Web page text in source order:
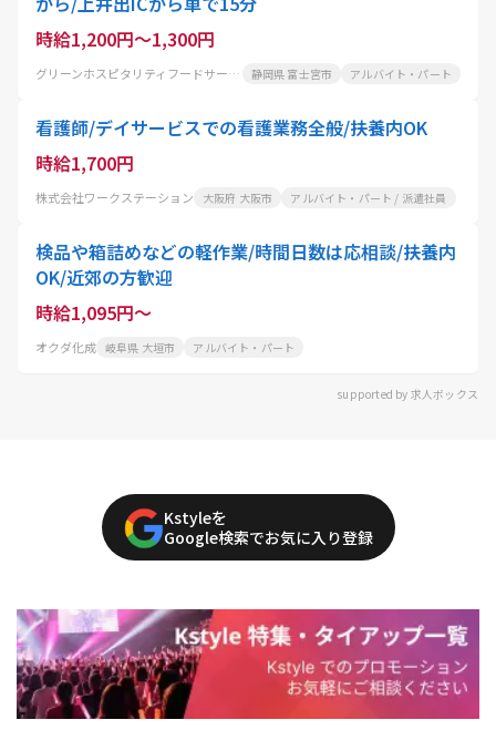
時給1,200円～1,300円
グリーンホスピタリティフードサービス株式会社 静岡県 富士宮市 アルバイト・パート
看護師/デイサービスでの看護業務全般/扶養内OK
時給1,700円
株式会社ワークステーション 大阪府 大阪市 アルバイト・パート / 派遣社員
検品や箱詰めなどの軽作業/時間日数は応相談/扶養内
OK/近郊の方歓迎
時給1,095円～
オクダ化成 岐阜県 大垣市 アルバイト・パート
supported by 求人ボックス
Kstyleを
Google検索でお気に入り登録